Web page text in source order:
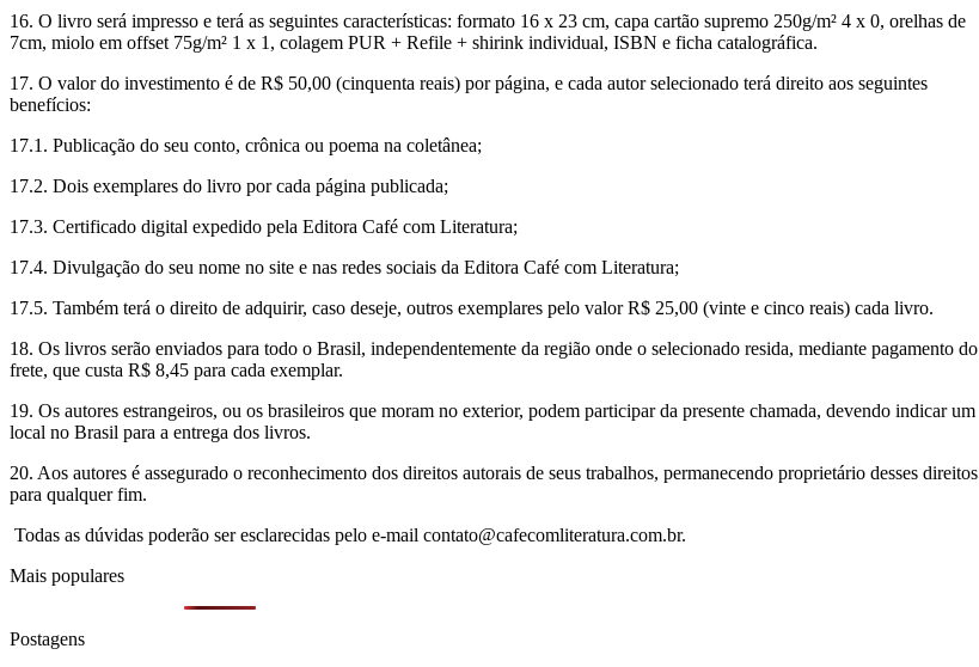
16. O livro será impresso e terá as seguintes características: formato 16 x 23 cm, capa cartão supremo 250g/m² 4 x 0, orelhas de
7cm, miolo em offset 75g/m² 1 x 1, colagem PUR + Refile + shirink individual, ISBN e ficha catalográfica.
17. O valor do investimento é de R$ 50,00 (cinquenta reais) por página, e cada autor selecionado terá direito aos seguintes
benefícios:
17.1. Publicação do seu conto, crônica ou poema na coletânea;
17.2. Dois exemplares do livro por cada página publicada;
17.3. Certificado digital expedido pela Editora Café com Literatura;
17.4. Divulgação do seu nome no site e nas redes sociais da Editora Café com Literatura;
17.5. Também terá o direito de adquirir, caso deseje, outros exemplares pelo valor R$ 25,00 (vinte e cinco reais) cada livro.
18. Os livros serão enviados para todo o Brasil, independentemente da região onde o selecionado resida, mediante pagamento do
frete, que custa R$ 8,45 para cada exemplar.
19. Os autores estrangeiros, ou os brasileiros que moram no exterior, podem participar da presente chamada, devendo indicar um
local no Brasil para a entrega dos livros.
20. Aos autores é assegurado o reconhecimento dos direitos autorais de seus trabalhos, permanecendo proprietário desses direitos
para qualquer fim.
Todas as dúvidas poderão ser esclarecidas pelo e-mail contato@cafecomliteratura.com.br.
Mais populares
Postagens